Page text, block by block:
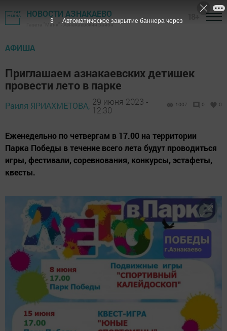
НОВОСТИ АЗНАКАЕВО
Газета "Маяк" - Азнакаевский район
АФИША
Приглашаем азнакаевских детишек
провести лето в парке
Раиля ЯРИАХМЕТОВА, 29 июня 2023 -
12:30
1007 0 0
Еженедельно по четвергам в 17.00 на территории
Парка Победы в течение всего лета будут проводиться
игры, фестивали, соревнования, конкурсы, эстафеты,
квесты.
2 Автоматическое закрытие баннера через